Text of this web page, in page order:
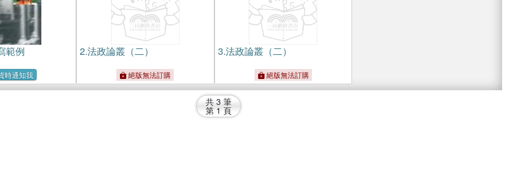
範例
時通知我
2.法政論叢（二）
絕版無法訂購
3.法政論叢（二）
絕版無法訂購
共 3 筆
第 1 頁